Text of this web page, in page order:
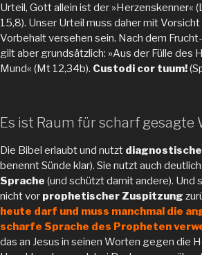
Urteil, Gott allein ist der »Herzenskenner«
15,8). Unser Urteil muss daher mit
Vorbehalt versehen sein. Nach dem
gilt aber grundsätzlich: »Aus der Fülle des
Mund« (Mt 12,34b). Custodi cor tuum!
Es ist Raum für scharf gesagte
Die Bibel erlaubt und nutzt
benennt Sünde klar). Sie nutzt auch deutlich
Sprache (und schützt damit andere). Und
nicht vor prophetischer Zuspitzung
heute darf und muss manchmal die
scharfe Sprache des Propheten
das an Jesus in seinen Worten gegen die